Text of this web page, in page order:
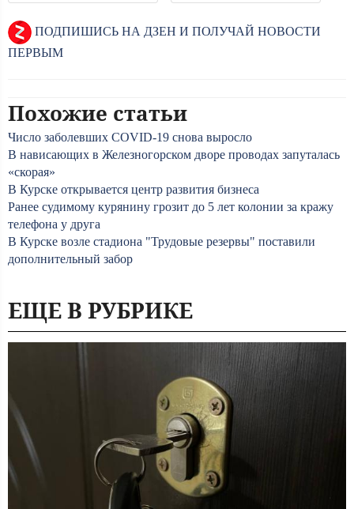
ПОДПИШИСЬ НА ДЗЕН И ПОЛУЧАЙ НОВОСТИ
ПЕРВЫМ
Похожие статьи
Число заболевших COVID-19 снова выросло
В нависающих в Железногорском дворе проводах запуталась
«скорая»
В Курске открывается центр развития бизнеса
Ранее судимому курянину грозит до 5 лет колонии за кражу
телефона у друга
В Курске возле стадиона "Трудовые резервы" поставили
дополнительный забор
ЕЩЕ В РУБРИКЕ